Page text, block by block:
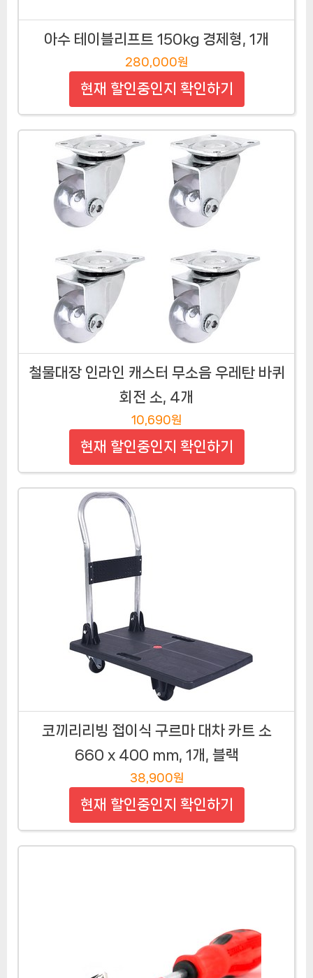
아수 테이블리프트 150kg 경제형, 1개
280,000원
현재 할인중인지 확인하기
철물대장 인라인 캐스터 무소음 우레탄 바퀴
회전 소, 4개
10,690원
현재 할인중인지 확인하기
코끼리리빙 접이식 구르마 대차 카트 소
660 x 400 mm, 1개, 블랙
38,900원
현재 할인중인지 확인하기